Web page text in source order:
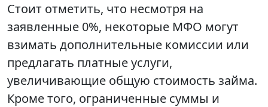
Стоит отметить, что несмотря на
заявленные 0%, некоторые МФО могут
взимать дополнительные комиссии или
предлагать платные услуги,
увеличивающие общую стоимость займа.
Кроме того, ограниченные суммы и